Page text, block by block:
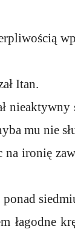
Itan.
mu nie
ironię
łagodne